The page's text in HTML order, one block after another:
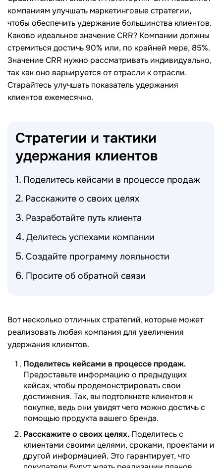
компаниям улучшать маркетинговые стратегии,
чтобы обеспечить удержание большинства клиентов.
Каково идеальное значение CRR? Компании должны
стремиться достичь 90% или, по крайней мере, 85%.
Значение CRR нужно рассматривать индивидуально,
так как оно варьируется от отрасли к отрасли.
Старайтесь улучшать показатель удержания
клиентов ежемесячно.
Стратегии и тактики
удержания клиентов
Поделитесь кейсами в процессе продаж
Расскажите о своих целях
Разработайте путь клиента
Делитесь успехами компании
Создайте программу лояльности
Просите об обратной связи
Вот несколько отличных стратегий, которые может
реализовать любая компания для увеличения
удержания клиентов.
Поделитесь кейсами в процессе продаж.
Предоставьте информацию о предыдущих
кейсах, чтобы продемонстрировать свои
достижения. Так, вы подтолкнете клиентов к
покупке, ведь они увидят чего можно достичь с
помощью продукта вашего бренда.
Расскажите о своих целях. Поделитесь с
клиентами своими целями, сроками, проектами и
другой информацией. Это гарантирует, что